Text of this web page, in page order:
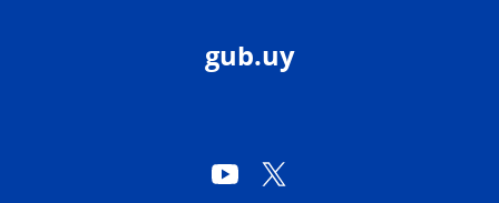
gub.uy
YouTube